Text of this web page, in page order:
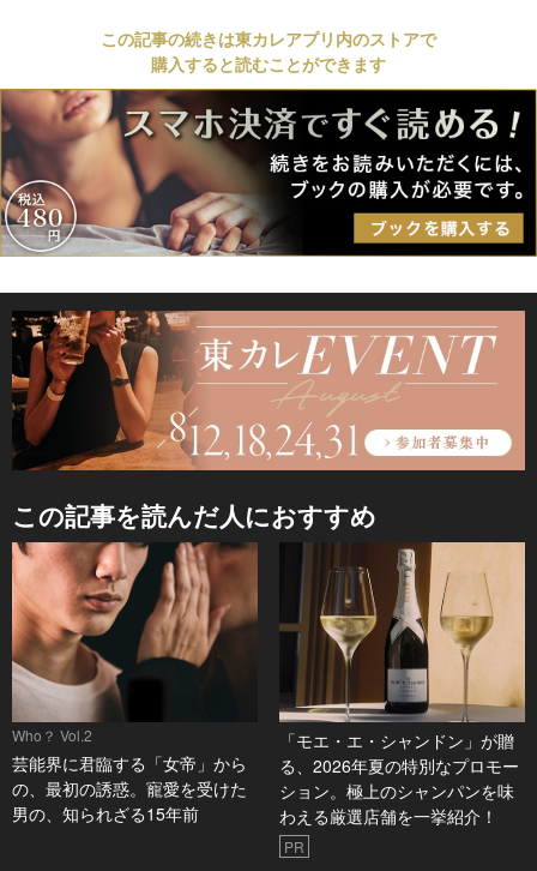
この記事の続きは東カレアプリ内のストアで
購入すると読むことができます
この記事を読んだ人におすすめ
Who？ Vol.2
芸能界に君臨する「女帝」から
の、最初の誘惑。寵愛を受けた
男の、知られざる15年前
「モエ・エ・シャンドン」が贈
る、2026年夏の特別なプロモー
ション。極上のシャンパンを味
わえる厳選店舗を一挙紹介！
PR